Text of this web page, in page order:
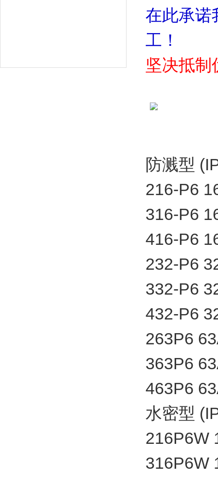
在此承诺
工！
坚决抵
防溅型
216-P6
316-P6
416-P6
232-P6
332-P6
432-P6
263P6
363P6
463P6
水密型
216P6W
316P6W